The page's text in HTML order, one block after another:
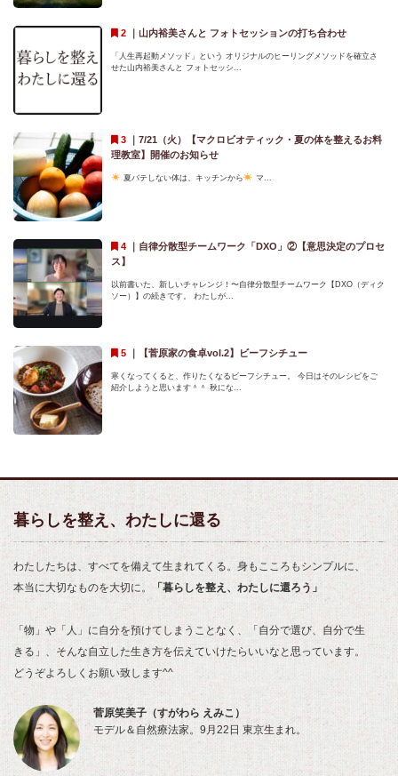
｜ 山内裕美さんと フォトセッションの打ち合わせ
「人生再起動メソッド」という オリジナルのヒーリングメソッドを確立さ
せた山内裕美さんと フォトセッシ...
｜ 7/21（火）【マクロビオティック・夏の体を整えるお料
理教室】開催のお知らせ
夏バテしない体は、キッチンから マ...
｜ 自律分散型チームワーク「DXO」②【意思決定のプロセ
ス】
以前書いた、新しいチャレンジ！〜自律分散型チームワーク【DXO（ディク
ソー）】の続きです。 わたしが...
｜ 【菅原家の食卓vol.2】ビーフシチュー
寒くなってくると、作りたくなるビーフシチュー。 今日はそのレシピをご
紹介しようと思います＾＾ 秋にな...
暮らしを整え、わたしに還る
わたしたちは、すべてを備えて生まれてくる。身もこころもシンプルに、
本当に大切なものを大切に。
「暮らしを整え、わたしに還ろう」
「物」や「人」に自分を預けてしまうことなく、「自分で選び、自分で生
きる」、そんな自立した生き方を伝えていけたらいいなと思っています。
どうぞよろしくお願い致します^^
菅原笑美子（すがわら えみこ）
モデル＆自然療法家。9月22日 東京生まれ。